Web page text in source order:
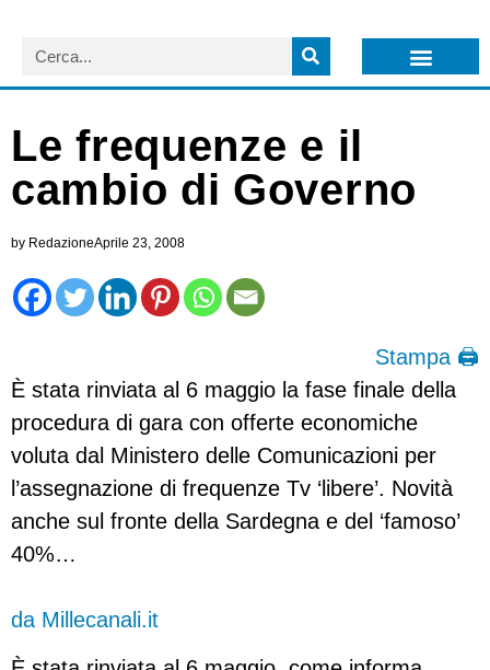
Le frequenze e il
cambio di Governo
by RedazioneAprile 23, 2008
Stampa 🖨
È stata rinviata al 6 maggio la fase finale della
procedura di gara con offerte economiche
voluta dal Ministero delle Comunicazioni per
l’assegnazione di frequenze Tv ‘libere’. Novità
anche sul fronte della Sardegna e del ‘famoso’
40%…
da Millecanali.it